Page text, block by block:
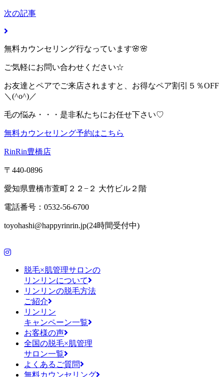
次の記事
無料カウンセリング行なっています🌸🌸
ご気軽にお問い合わせください☆
お友達とペアでご来店されますと、お得なペア割引５％OFF
＼(^o^)／
毛の悩み・・・是非私たちにお任せ下さい♡
無料カウンセリング予約はこちら
RinRin豊橋店
〒440-0896
愛知県豊橋市萱町２２−２ 大竹ビル２階
電話番号：0532-56-6700
toyohashi@happyrinrin.jp(24時間受付中)
脱毛×肌管理サロンの
リンリンについて
リンリンの脱毛方法
ご紹介
リンリン
キャンペーン一覧
お客様の声
全国の脱毛×肌管理
サロン一覧
よくあるご質問
無料カウンセリング